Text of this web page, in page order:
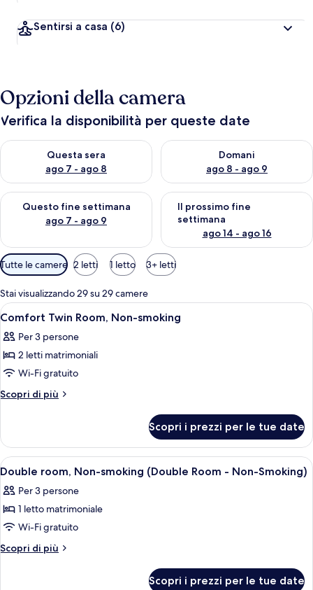
Sentirsi a casa (6)
Opzioni della camera
Verifica la disponibilità per queste date
Questa sera
ago 7 - ago 8
Verifica la disponibilità per questa sera, ago 7 - ago 8
Domani
ago 8 - ago 9
Verifica la disponibilità per
Questo fine settimana
ago 7 - ago 9
Verifica la disponibilità per questo fine settimana, ago 7 - ago
Il prossimo fine
settimana
ago 14 - ago 16
Verifica la disponibilità per il
Filtri
disponibili
per
le
camere
Tutte le camere 2 letti 1 letto 3+ letti
Stai visualizzando 29 su 29 camere
Apri
tutte
le
foto
per
Comfort
Non-
smoking
Una camera d'albergo con due letti,
3
Comfort Twin Room, Non-smoking
Per 3 persone
2 letti matrimoniali
Wi-Fi gratuito
Scopri di più
Altri
Twin
Room,
Non-
Scopri i prezzi per le tue date
Apri
tutte
le
foto
per
Double
Una camera d'albergo con un letto,
3
Double room, Non-smoking (Double Room - Non-Smoking)
Per 3 persone
1 letto matrimoniale
Wi-Fi gratuito
Scopri di più
Altri
Scopri i prezzi per le tue date